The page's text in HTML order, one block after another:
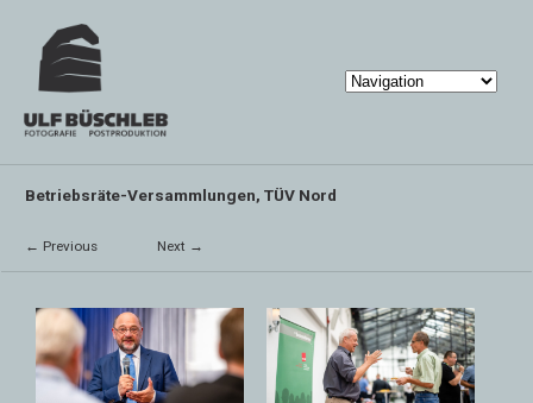
Betriebsräte-Versammlungen, TÜV Nord
← Previous Next →